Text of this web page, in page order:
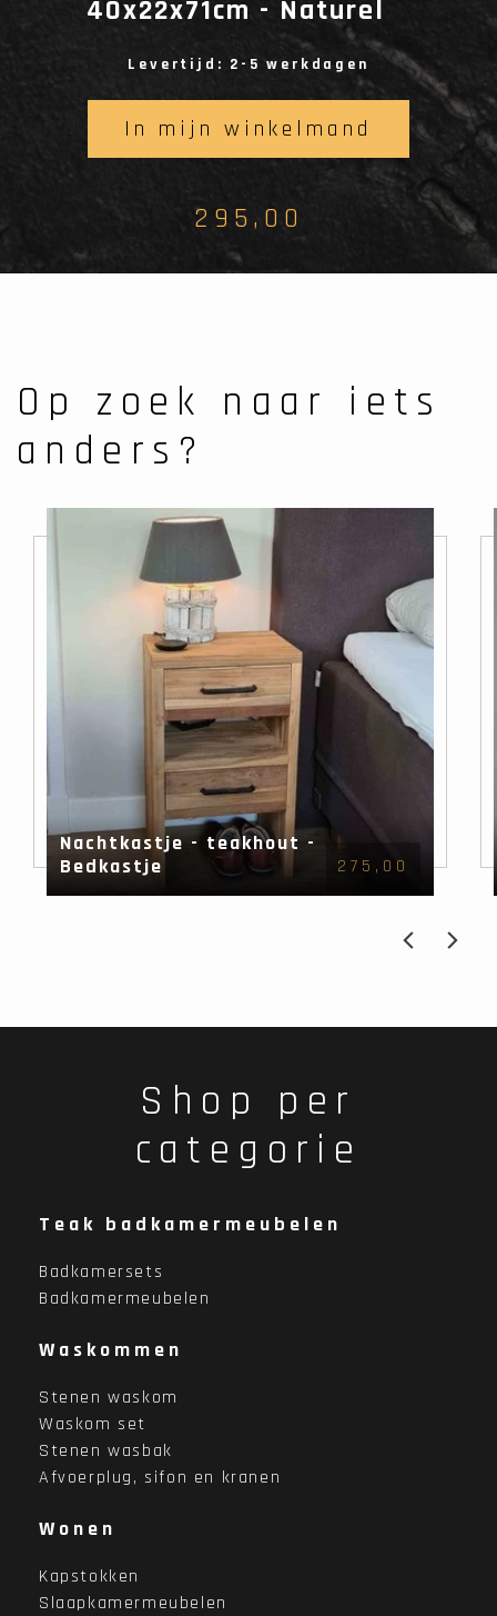
40x22x71cm - Naturel
Levertijd: 2-5 werkdagen
In mijn winkelmand
295,00
Op zoek naar iets
anders?
Nachtkastje - teakhout -
Bedkastje
275,00
Shop per
categorie
Teak badkamermeubelen
Badkamersets
Badkamermeubelen
Waskommen
Stenen waskom
Waskom set
Stenen wasbak
Afvoerplug, sifon en kranen
Wonen
Kapstokken
Slaapkamermeubelen